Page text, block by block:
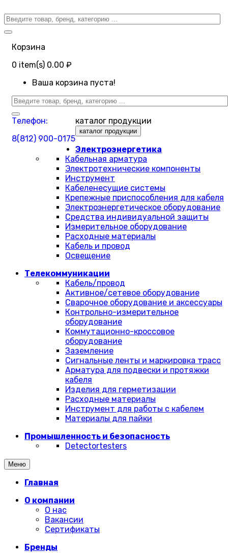
Корзина
0 item(s) 0.00 ₽
Ваша корзина пуста!
Телефон:
8(812) 900-0175
каталог продукции
каталог продукции
Электроэнергетика
Кабельная арматура
Электротехнические компоненты
Инструмент
Кабеленесущие системы
Крепежные приспособления для кабеля
Электроэнергетическое оборудование
Средства индивидуальной защиты
Измерительное оборудование
Расходные материалы
Кабель и провод
Освещение
Телекоммуникации
Кабель/провод
Активное/сетевое оборудование
Сварочное оборудование и аксессуары
Контрольно-измерительное
оборудование
Коммутационно-кроссовое
оборудование
Заземление
Сигнальные ленты и маркировка трасс
Арматура для подвески и протяжки
кабеля
Изделия для герметизации
Расходные материалы
Инструмент для работы с кабелем
Материалы для пайки
Промышленность и безопасность
Detectortesters
Меню
Главная
О компании
О нас
Вакансии
Сертификаты
Бренды